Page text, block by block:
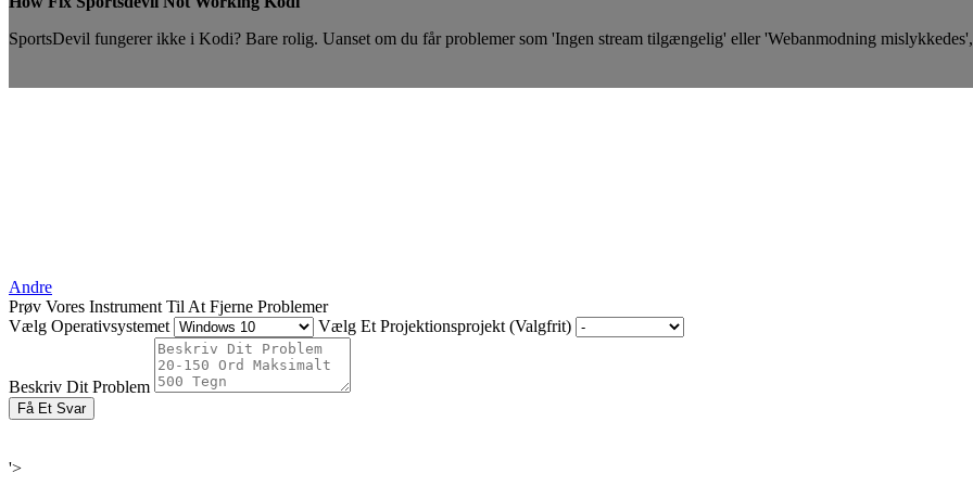
SportsDevil fungerer ikke i Kodi? Bare rolig. Uanset om du får problemer som 'Ingen stream tilgængelig' eller 'Webanmodning
Andre
Prøv Vores Instrument Til At Fjerne Problemer
Vælg Operativsystemet
Vælg Et Projektionsprojekt (Valgfrit)
Beskriv Dit Problem
Få Et Svar
'>